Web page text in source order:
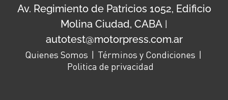
Av. Regimiento de Patricios 1052, Edificio
Molina Ciudad, CABA |
autotest@motorpress.com.ar
Quienes Somos
Términos y Condiciones
Politica de privacidad